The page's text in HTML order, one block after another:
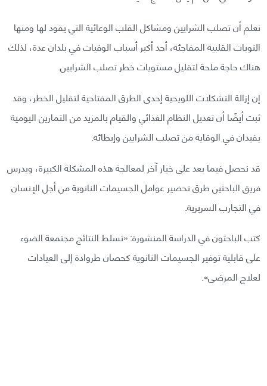
نعلم أن تصلب الشرايين ومشاكل القلب الوعائية التي يقود لها ومنها
النوبات القلبية المفاجئة، أحد أكبر أسباب الوفيات في بلدان عدة، لذلك
هناك حاجة ملحة لتقليل مستويات خطر تصلب الشرايين.
إن إزالة التشكلات اللويحية إحدى الطرق المفتاحية لتقليل الخطر، وقد
ثبت أيضًا أن تعديل النظام الغذائي والقيام بالمزيد من التمارين اليومية
يفيدان في الوقاية من تصلب الشرايين وإبطائه.
قد نحصل فيما بعد على خيار آخر لمعالجة هذه المشكلة الكبيرة، ويدرس
فريق الباحثين طرق تحضير عوامل الجسيمات النانوية من أجل الإنسان
في التجارب السريرية.
كتب الباحثون في الدراسة المنشورة: «تسلط النتائج مجتمعة الضوء
على قابلية توفير الجسيمات النانوية كحصان طروادة إلى العيادات
لعلاج المرضى».